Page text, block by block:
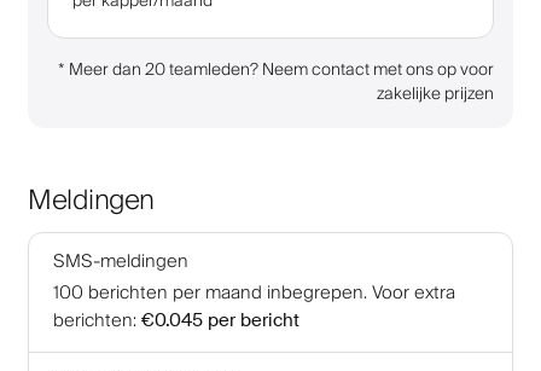
* Meer dan 20 teamleden? Neem contact met ons op voor
zakelijke prijzen
Meldingen
SMS-meldingen
100 berichten per maand inbegrepen. Voor extra
berichten: €0.045 per bericht